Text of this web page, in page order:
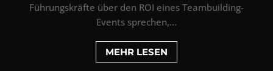
Führungskräfte über den ROI eines Teambuilding-
Events sprechen,...
MEHR LESEN